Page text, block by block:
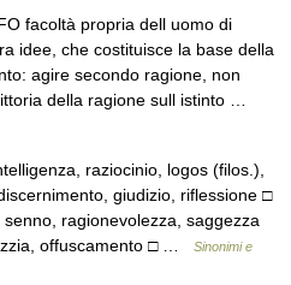
facoltà propria dell uomo di
idee, che costituisce la base della
agire secondo ragione, non
della ragione sull istinto …
raziocinio, logos (filos.),
giudizio, riflessione □
ragionevolezza, saggezza
offuscamento □ …
Sinonimi e